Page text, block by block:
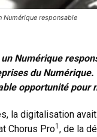
Numérique responsable
Numérique
du
opportunité pour
la digitalisation
Chorus Pro1 , de la